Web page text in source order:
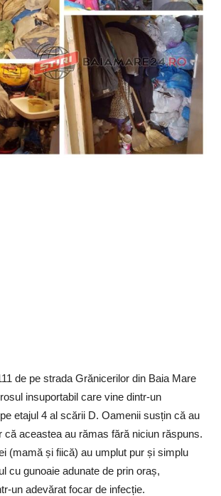
de pe strada Grănicerilor din Baia Mare
insuportabil care vine dintr-un
etajul 4 al scării D. Oamenii susțin că au
că aceastea au rămas fără niciun răspuns.
(mamă și fiică) au umplut pur și simplu
cu gunoaie adunate de prin oraș,
un adevărat focar de infecție.